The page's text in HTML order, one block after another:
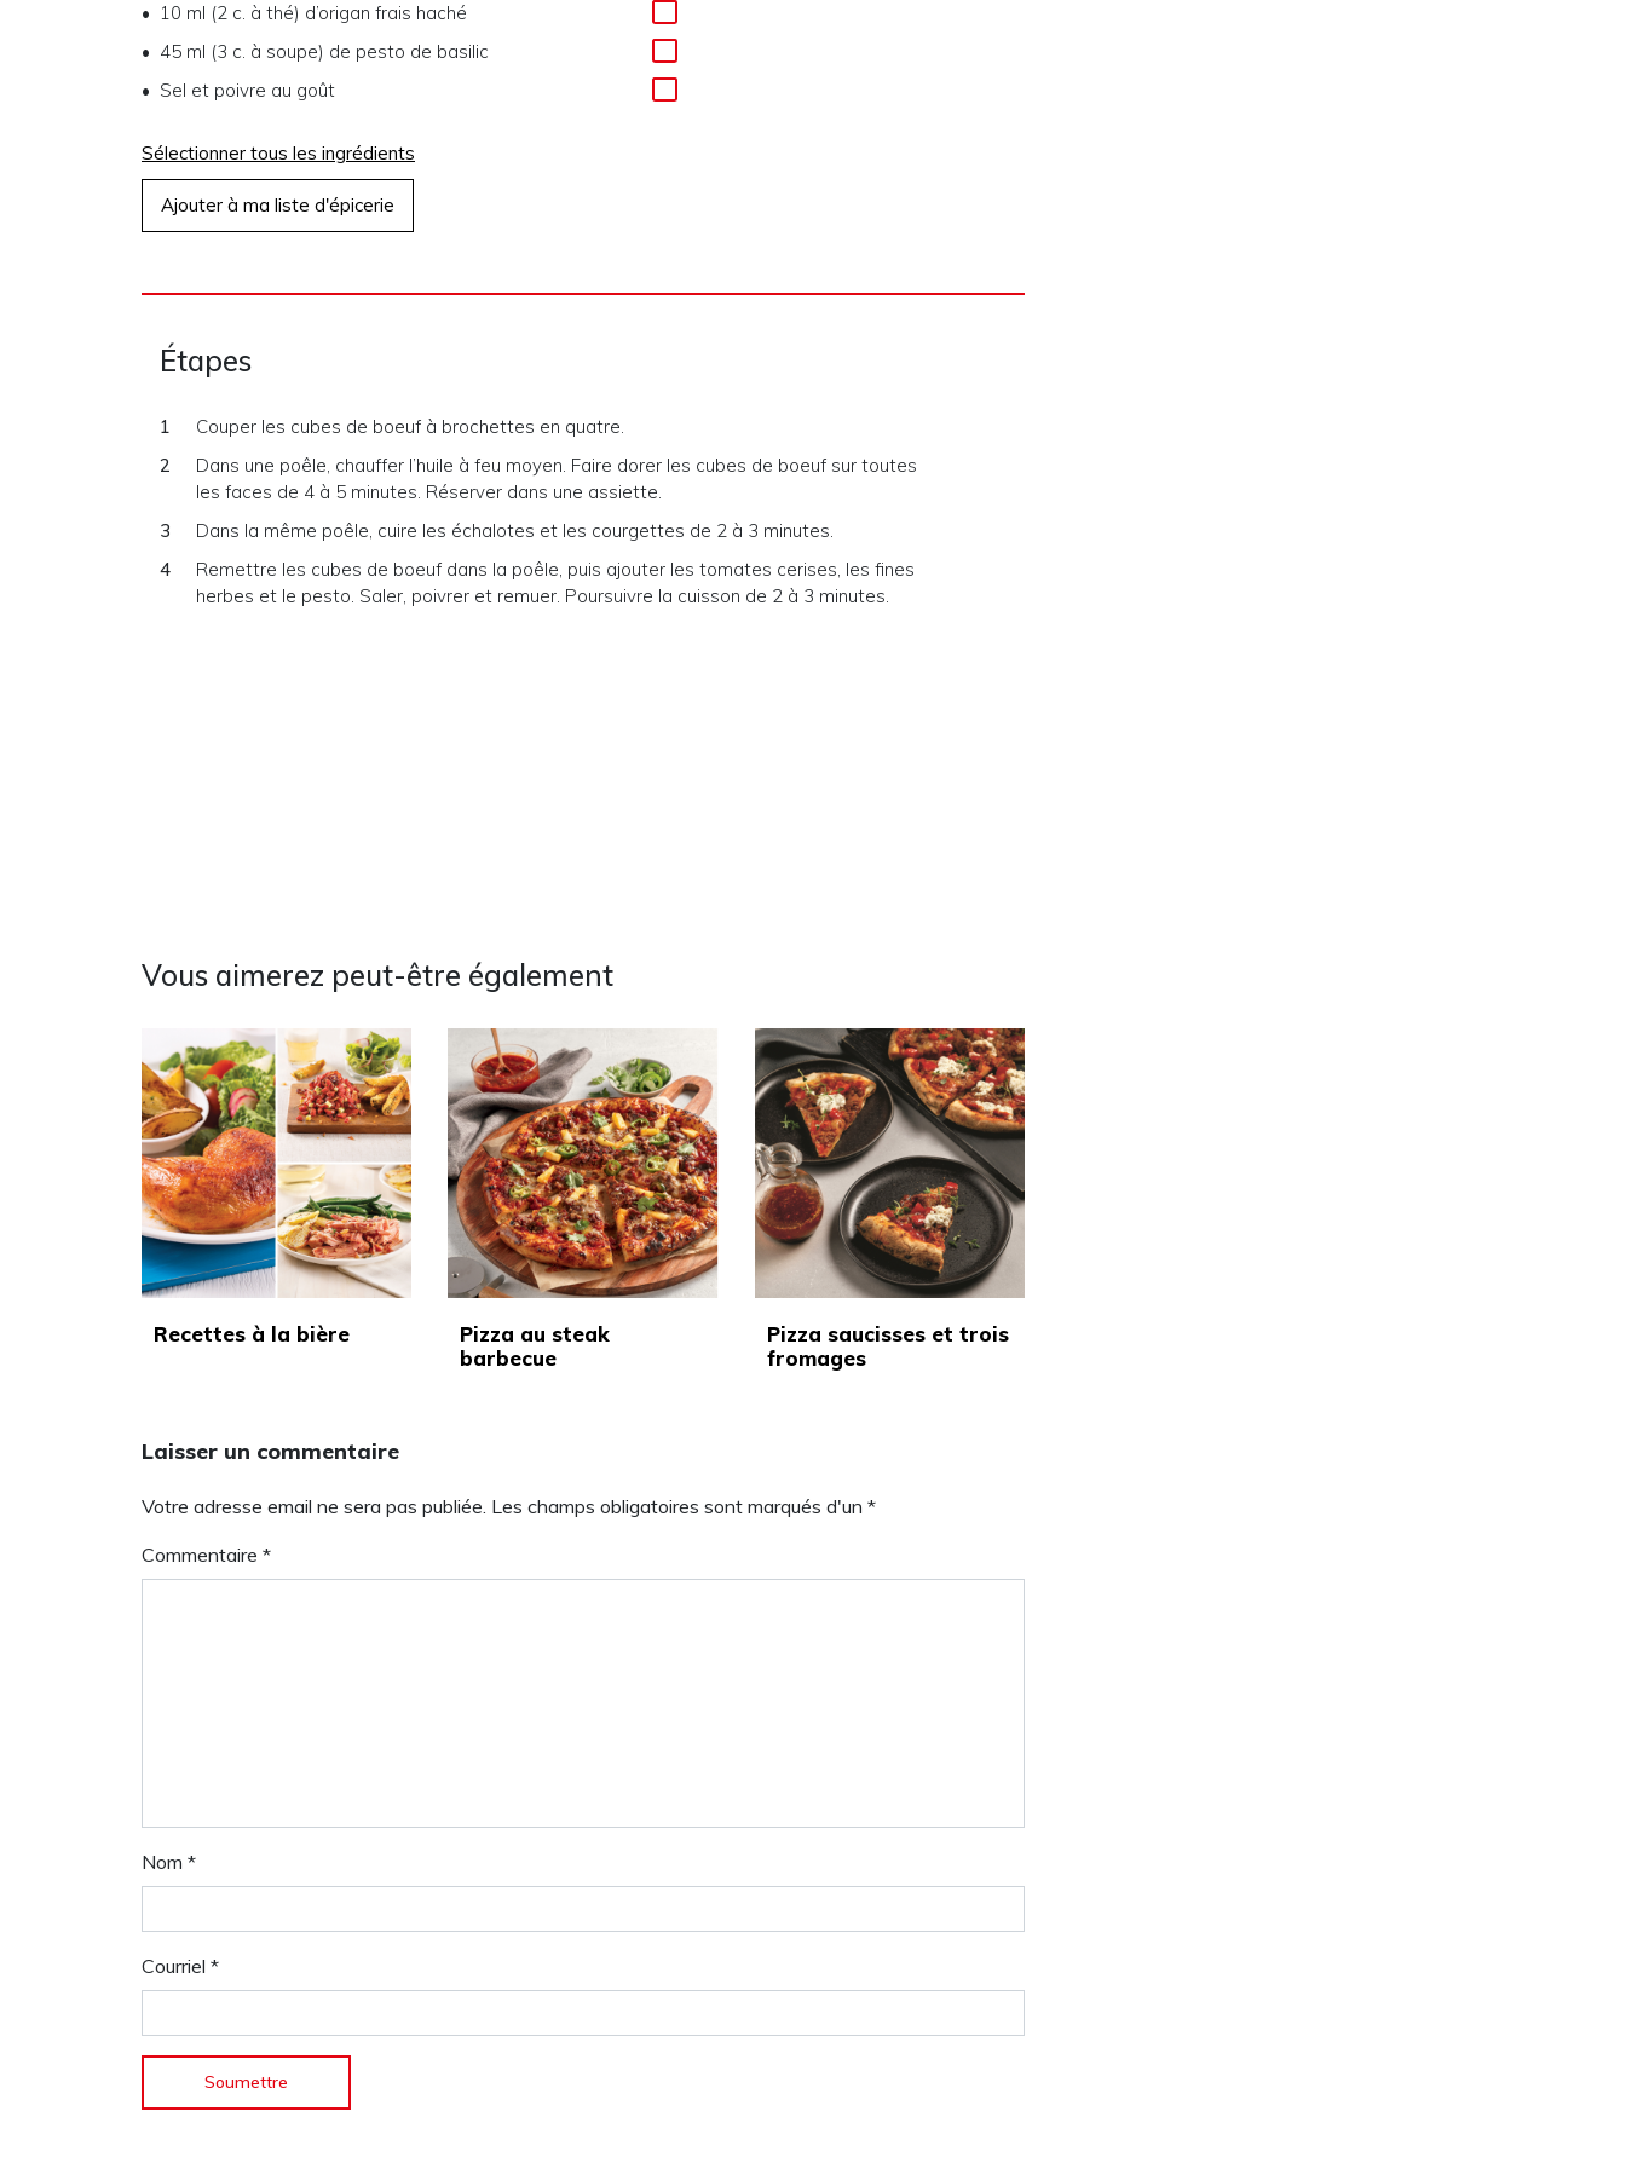
10 ml (2 c. à thé) d’origan frais haché
45 ml (3 c. à soupe) de pesto de basilic
Sel et poivre au goût
Sélectionner tous les ingrédients
Ajouter à ma liste d'épicerie
Étapes
Couper les cubes de boeuf à brochettes en quatre.
Dans une poêle, chauffer l’huile à feu moyen. Faire dorer les cubes de boeuf sur toutes
les faces de 4 à 5 minutes. Réserver dans une assiette.
Dans la même poêle, cuire les échalotes et les courgettes de 2 à 3 minutes.
Remettre les cubes de boeuf dans la poêle, puis ajouter les tomates cerises, les fines
herbes et le pesto. Saler, poivrer et remuer. Poursuivre la cuisson de 2 à 3 minutes.
Vous aimerez peut-être également
Recettes à la bière
Pizza au steak
barbecue
Pizza saucisses et trois
fromages
Laisser un commentaire
Votre adresse email ne sera pas publiée. Les champs obligatoires sont marqués d'un *
Commentaire *
Nom *
Courriel *